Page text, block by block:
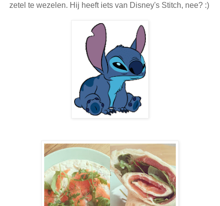
zetel te wezelen. Hij heeft iets van Disney's Stitch, nee? :)